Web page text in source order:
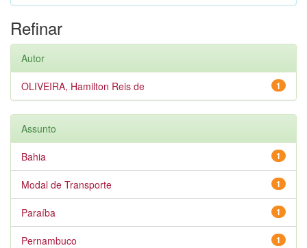
Refinar
Autor
1
OLIVEIRA, Hamilton Reis de
Assunto
1
Bahia
1
Modal de Transporte
1
Paraíba
1
Pernambuco